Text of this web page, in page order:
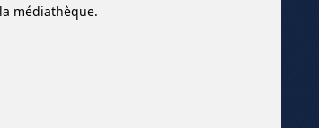
médiathèque.